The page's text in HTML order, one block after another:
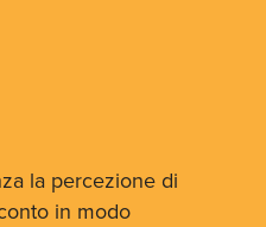
la percezione di
in modo